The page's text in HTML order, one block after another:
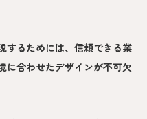
するためには、信頼できる業
に合わせたデザインが不可欠